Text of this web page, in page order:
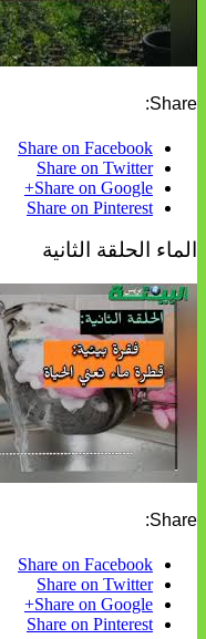
Share:
Share on Facebook
Share on Twitter
Share on Google+
Share on Pinterest
الماء الحلقة الثانية
Share:
Share on Facebook
Share on Twitter
Share on Google+
Share on Pinterest